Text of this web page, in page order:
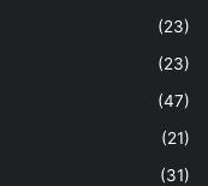
(23)
(23)
(47)
(21)
(31)